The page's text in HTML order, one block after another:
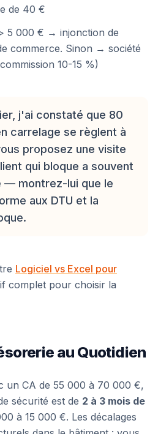
de 40 €
5 000 € → injonction de
commerce. Sinon → société
10-15 %)
j'ai constaté que 80
carrelage se règlent à
proposez une visite
qui bloque a souvent
— montrez-lui que le
aux DTU et la
Logiciel vs Excel pour
complet pour choisir la
au Quotidien
un CA de 55 000 à 70 000 €,
sécurité est de 2 à 3 mois de
à 15 000 €. Les décalages